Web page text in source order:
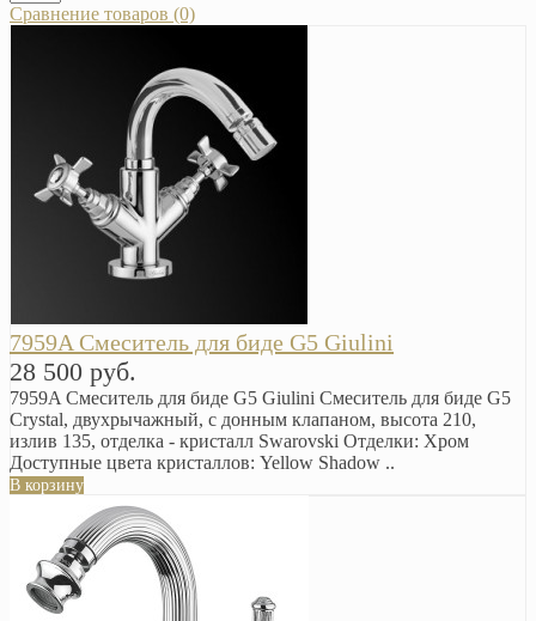
Сравнение товаров (0)
7959A Смеситель для биде G5 Giulini
28 500 руб.
7959A Смеситель для биде G5 Giulini Смеситель для биде G5
Crystal, двухрычажный, с донным клапаном, высота 210,
излив 135, отделка - кристалл Swarovski Oтделки: Хром
Доступные цвета кристаллов: Yellow Shadow ..
В корзину